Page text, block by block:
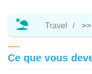
Travel >>
Ce que vous